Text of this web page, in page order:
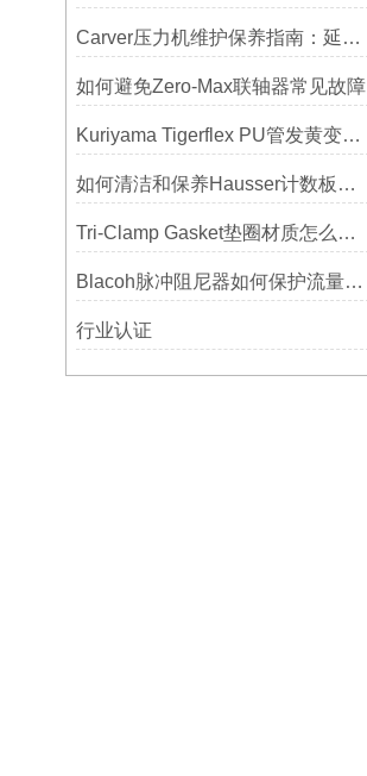
Carver压力机维护保养指南：延长设备寿命的关键
如何避免Zero-Max联轴器常见故障
Kuriyama Tigerflex PU管发黄变硬怎么办？
如何清洁和保养Hausser计数板，避免划伤网格线？
Tri-Clamp Gasket垫圈材质怎么选？EPDM、硅胶还是PTFE？
Blacoh脉冲阻尼器如何保护流量计、压力开关和管路附件？
行业认证